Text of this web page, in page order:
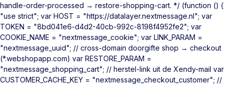
handle-order-processed → restore-shopping-cart. */ (function () {
"use strict"; var HOST = "https://datalayer.nextmessage.nl"; var
TOKEN = "8bd041e6-d4d2-40cb-992c-8198f4952fe2"; var
COOKIE_NAME = "nextmessage_cookie"; var LINK_PARAM =
"nextmessage_uuid"; // cross-domain doorgifte shop → checkout
(*.webshopapp.com) var RESTORE_PARAM =
"nextmessage_shopping_cart"; // herstel-link uit de Xendy-mail var
CUSTOMER_CACHE_KEY = "nextmessage_checkout_customer"; //